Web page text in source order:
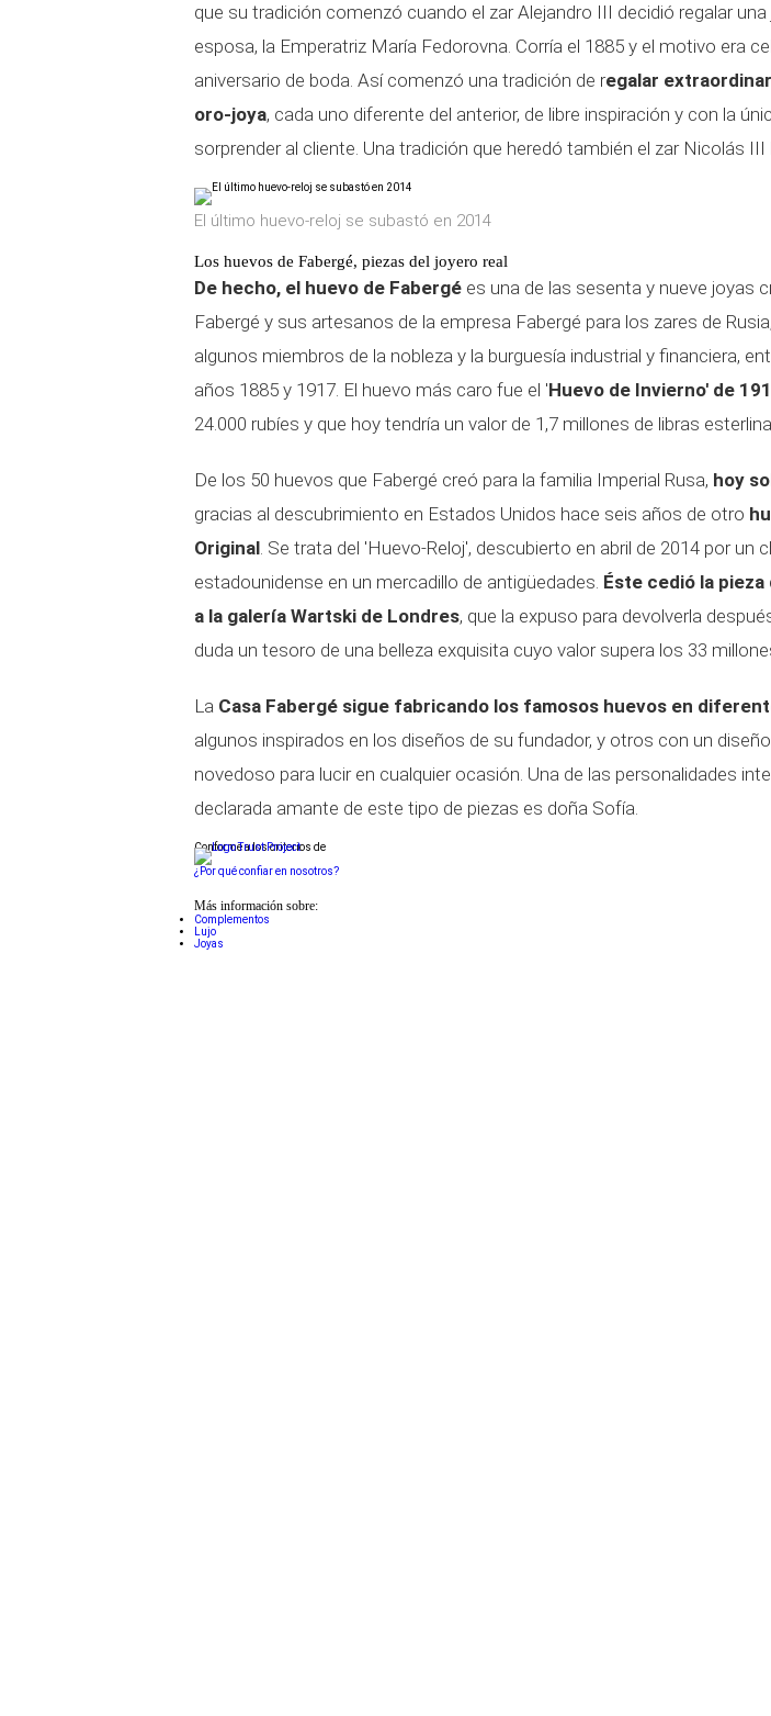
que su tradición comenzó cuando el zar Alejandro III decidió regalar
esposa, la Emperatriz María Fedorovna. Corría el 1885 y el motivo era
aniversario de boda. Así comenzó una tradición de regalar
oro-joya, cada uno diferente del anterior, de libre inspiración y con la
sorprender al cliente. Una tradición que heredó también el zar Nicolás
El último huevo-reloj se subastó en 2014
Los huevos de Fabergé, piezas del joyero real
De hecho, el huevo de Fabergé es una de las sesenta y nueve joyas
Fabergé y sus artesanos de la empresa Fabergé para los zares de
algunos miembros de la nobleza y la burguesía industrial y financiera,
años 1885 y 1917. El huevo más caro fue el 'Huevo de Invierno' de
24.000 rubíes y que hoy tendría un valor de 1,7 millones de libras
De los 50 huevos que Fabergé creó para la familia Imperial Rusa, hoy
gracias al descubrimiento en Estados Unidos hace seis años de otro
Original. Se trata del 'Huevo-Reloj', descubierto en abril de 2014 por un
estadounidense en un mercadillo de antigüedades. Éste cedió la
a la galería Wartski de Londres, que la expuso para devolverla
duda un tesoro de una belleza exquisita cuyo valor supera los 33
La Casa Fabergé sigue fabricando los famosos huevos en
algunos inspirados en los diseños de su fundador, y otros con un
novedoso para lucir en cualquier ocasión. Una de las personalidades
declarada amante de este tipo de piezas es doña Sofía.
Conforme a los criterios de
¿Por qué confiar en nosotros?
Más información sobre:
Complementos
Lujo
Joyas